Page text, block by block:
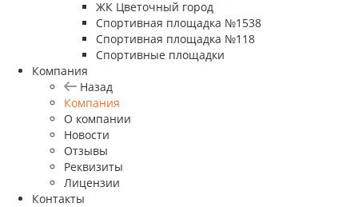
ЖК Цветочный город
Спортивная площадка №1538
Спортивная площадка №118
Спортивные площадки
Компания
Назад
Компания
О компании
Новости
Отзывы
Реквизиты
Лицензии
Контакты